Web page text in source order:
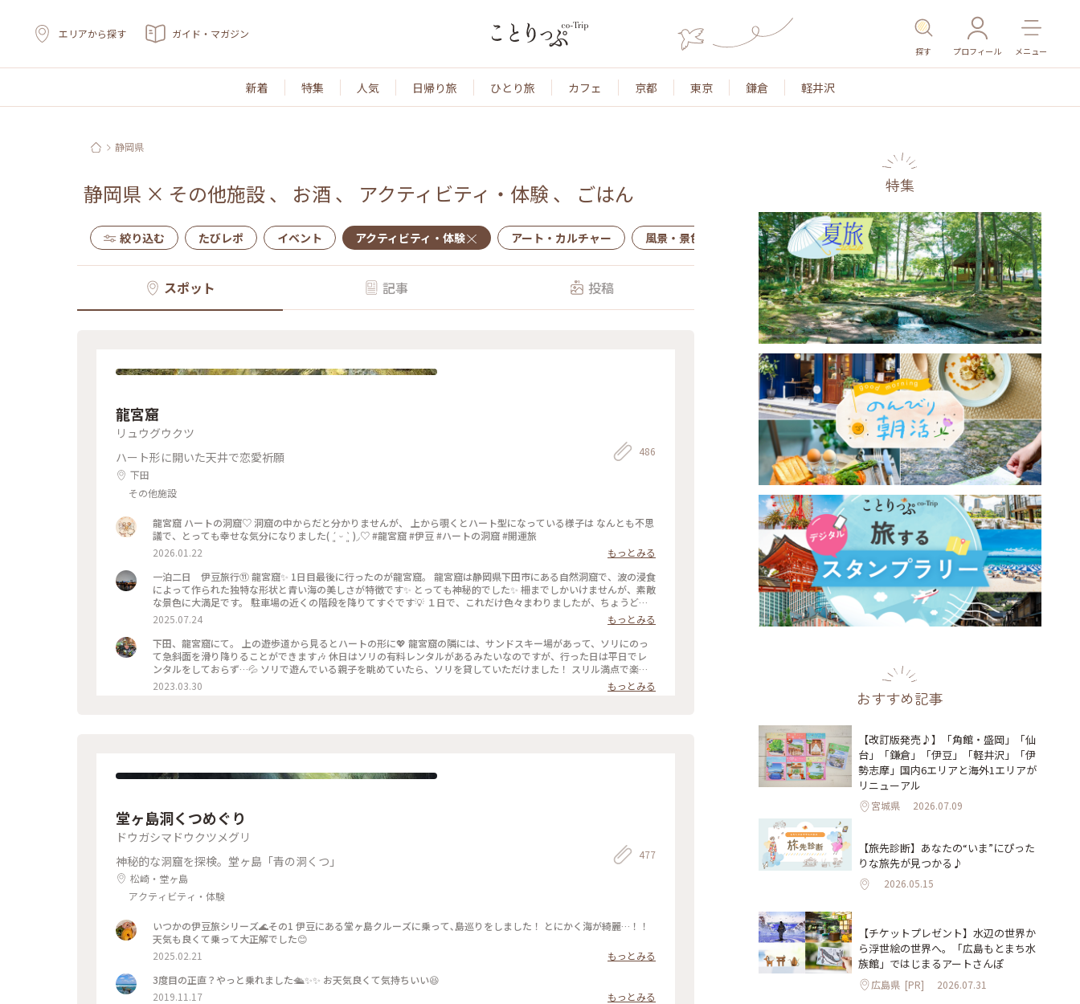
エリアから探す ガイド・マガジン
探す プロフィール メニュー
新着 特集 人気 日帰り旅 ひとり旅 カフェ 京都 東京 鎌倉 軽井沢
静岡県
静岡県 × その他施設、 お酒 、 アクティビティ・体験 、 ごはん
絞り込む たびレポ イベント アクティビティ・体験 アート・カルチャー 風景・景色 名所・旧跡 温泉・スパ その他施設 ごはん
スポット 記事 投稿
龍宮窟
リュウグウクツ
ハート形に開いた天井で恋愛祈願
下田
その他施設
486
龍宮窟 ハートの洞窟♡ 洞窟の中からだと分かりませんが、 上から覗くとハート型になっている様子は なんとも不思
議で、とっても幸せな気分になりました( ´͈ ᵕ `͈ )◞♡ #龍宮窟 #伊豆 #ハートの洞窟 #開運旅
2026.01.22
もっとみる
一泊二日 伊豆旅行⑪ 龍宮窟✨️ 1日目最後に行ったのが龍宮窟。 龍宮窟は静岡県下田市にある自然洞窟で、波の浸食
によって作られた独特な形状と青い海の美しさが特徴です✨️ とっても神秘的でした✨️ 柵までしかいけませんが、素敵
な景色に大満足です。 駐車場の近くの階段を降りてすぐです💡 １日で、これだけ色々まわりましたが、ちょうどル
ート上にあるところをほとんど寄ってる感じなので、ゆっくり観光満喫出来ました😊 #龍宮窟 #ゆるり夏時間 #開運
旅
2025.07.24
もっとみる
下田、龍宮窟にて。 上の遊歩道から見るとハートの形に💖 龍宮窟の隣には、サンドスキー場があって、ソリにのっ
て急斜面を滑り降りることができます🎶 休日はソリの有料レンタルがあるみたいなのですが、行った日は平日でレ
ンタルをしておらず…💦 ソリで遊んでいる親子を眺めていたら、ソリを貸していただけました！ スリル満点で楽し
かったです🎶 あのときソリを貸してくださったお父様、本当にありがとうございました🙇‍♀️✨ #私のことりっぷ旅 #花
だより #レトロな街 #Myことりっぷ
2023.03.30 もっとみる
堂ヶ島洞くつめぐり
ドウガシマドウクツメグリ
神秘的な洞窟を探検。堂ヶ島「青の洞くつ」
松崎・堂ヶ島
アクティビティ・体験
477
いつかの伊豆旅シリーズ🌊その1 伊豆にある堂ヶ島クルーズに乗って､島巡りをしました！ とにかく海が綺麗…！！
天気も良くて乗って大正解でした😊
2025.02.21
もっとみる
3度目の正直？やっと乗れました🛳✨✨ お天気良くて気持ちいい😆
2019.11.17
もっとみる
特集
おすすめ記事
【改訂版発売♪】「角館・盛岡」「仙
台」「鎌倉」「伊豆」「軽井沢」「伊
勢志摩」国内6エリアと海外1エリアが
リニューアル
宮城県 2026.07.09
【旅先診断】あなたの“いま”にぴった
りな旅先が見つかる♪
2026.05.15
【チケットプレゼント】水辺の世界か
ら浮世絵の世界へ。「広島もとまち水
族館」ではじまるアートさんぽ
広島県 [PR] 2026.07.31